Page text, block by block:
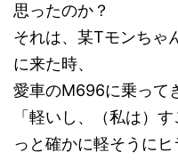
思ったのか？
それは、某Tモンちゃ
に来た時、
愛車のM696に乗って
「軽いし、（私は）
っと確かに軽そうに